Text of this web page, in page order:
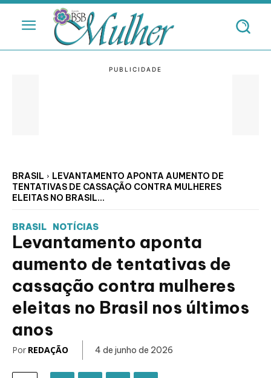
BRASIL
LEVANTAMENTO APONTA AUMENTO DE
TENTATIVAS DE CASSAÇÃO CONTRA MULHERES
ELEITAS NO BRASIL...
BRASIL NOTÍCIAS
Levantamento aponta
aumento de tentativas de
cassação contra mulheres
eleitas no Brasil nos últimos
anos
Por REDAÇÃO 4 de junho de 2026